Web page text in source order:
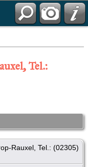
Tel.:
Rauxel, Tel.: (02305)